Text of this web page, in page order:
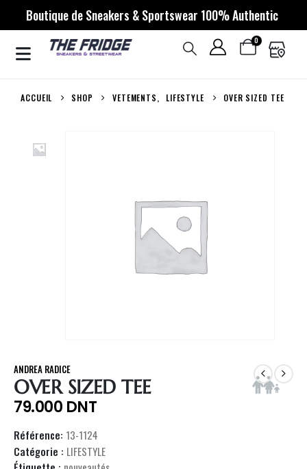
Boutique de Sneakers & Sportswear 100% Authentic
0
ACCUEIL SHOP VETEMENTS, LIFESTYLE OVER SIZED TEE
ANDREA RADICE
OVER SIZED TEE
79.000 DNT
Référence: 13-1124
Catégorie : LIFESTYLE